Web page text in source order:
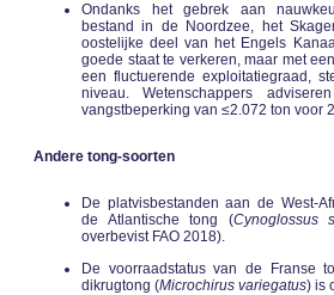
Ondanks het gebrek aan
bestand in de Noordzee, het
oostelijke deel van het Engels
goede staat te verkeren, maar met
een fluctuerende exploitatiegraad,
niveau. Wetenschappers
vangstbeperking van ≤2.072 ton voor
Andere tong-soorten
De platvisbestanden aan de West-
de Atlantische tong (Cynoglossus
overbevist FAO 2018).
De voorraadstatus van de Franse
dikrugtong (Microchirus variegatus) is